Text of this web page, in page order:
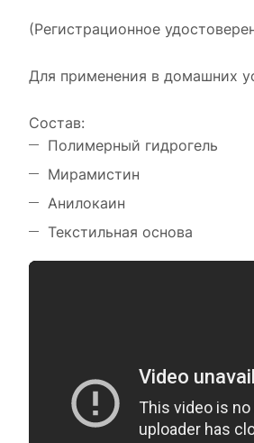
(Регистрационное
Для применения в домашних
Состав:
Полимерный гидрогель
Мирамистин
Анилокаин
Текстильная основа